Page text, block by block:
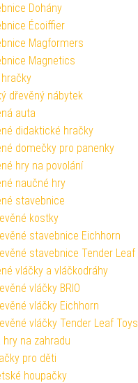
Dohány
Écoiffier
Magformers
Magnetics
dřevěný nábytek
auta
didaktické hračky
domečky pro panenky
hry na povolání
naučné hry
stavebnice
kostky
stavebnice Eichhorn
stavebnice Tender Leaf
vláčky a vláčkodráhy
vláčky BRIO
vláčky Eichhorn
vláčky Tender Leaf Toys
hry na zahradu
pro děti
houpačky